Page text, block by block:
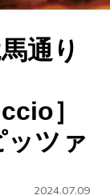
通り
］
ツァ
2024.07.09